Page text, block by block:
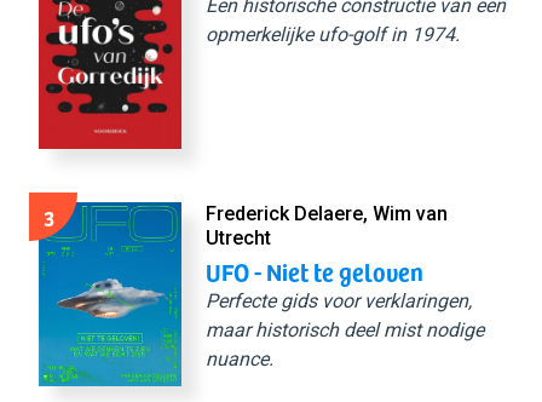
Een historische constructie van een
opmerkelijke ufo-golf in 1974.
3
Frederick Delaere, Wim van
Utrecht
UFO - Niet te geloven
Perfecte gids voor verklaringen,
maar historisch deel mist nodige
nuance.